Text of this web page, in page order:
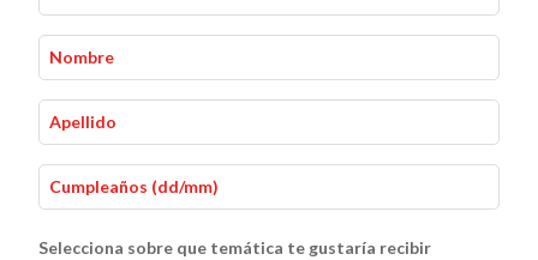
Selecciona sobre que temática te gustaría recibir